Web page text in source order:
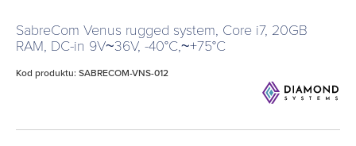
SabreCom Venus rugged system, Core i7, 20GB
RAM, DC-in 9V~36V, -40°C,~+75°C
Kod produktu: SABRECOM-VNS-012